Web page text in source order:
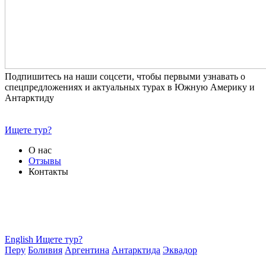
Подпишитесь на наши соцсети, чтобы первыми узнавать о
спецпредложениях и актуальных турах в Южную Америку и
Антарктиду
Ищете тур?
О нас
Отзывы
Контакты
English Ищете тур?
Перу Боливия Аргентина Антарктида Эквадор